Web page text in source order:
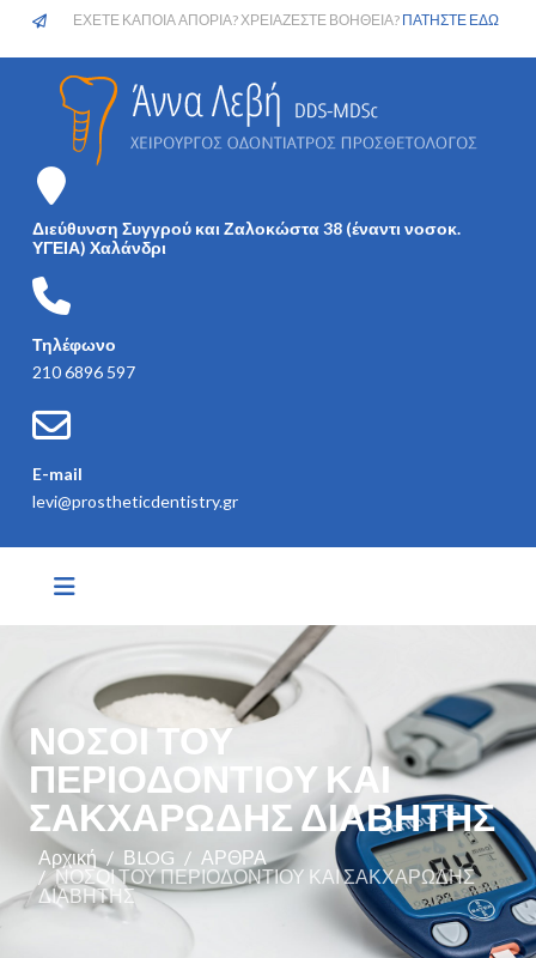
ΕΧΕΤΕ ΚΑΠΟΙΑ ΑΠΟΡΙΑ? ΧΡΕΙΑΖΕΣΤΕ ΒΟΗΘΕΙΑ? ΠΑΤΗΣΤΕ ΕΔΩ
Διεύθυνση Συγγρού και Ζαλοκώστα 38 (έναντι νοσοκ.
ΥΓΕΙΑ) Χαλάνδρι
Τηλέφωνο
210 6896 597
E-mail
levi@prostheticdentistry.gr
ΝΟΣΟΙ ΤΟΥ
ΠΕΡΙΟΔΟΝΤΙΟΥ ΚΑΙ
ΣΑΚΧΑΡΩΔΗΣ ΔΙΑΒΗΤΗΣ
Αρχική ΒLOG
ΑΡΘΡΑ
ΝΟΣΟΙ ΤΟΥ ΠΕΡΙΟΔΟΝΤΙΟΥ ΚΑΙ ΣΑΚΧΑΡΩΔΗΣ
ΔΙΑΒΗΤΗΣ